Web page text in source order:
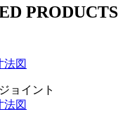
法図
法図